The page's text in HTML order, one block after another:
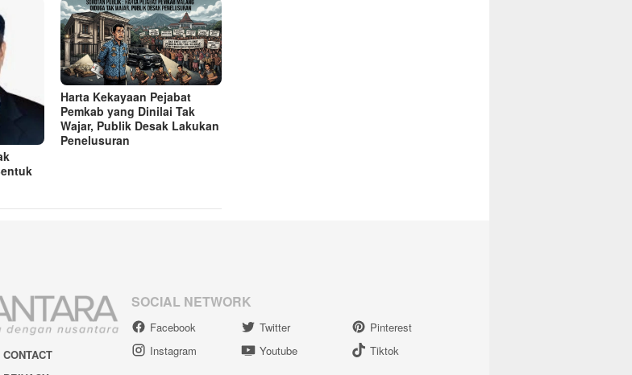
Harta Kekayaan Pejabat
Pemkab yang Dinilai Tak
Wajar, Publik Desak Lakukan
Penelusuran
CONTACT
SOCIAL NETWORK
Facebook Twitter
Pinterest
Instagram
Youtube Tiktok